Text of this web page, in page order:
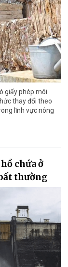
giấy phép môi
thay đổi theo
lĩnh vực nông
chứa ở
thường